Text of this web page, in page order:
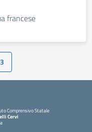
francese
3
Comprensivo Statale
Cervi